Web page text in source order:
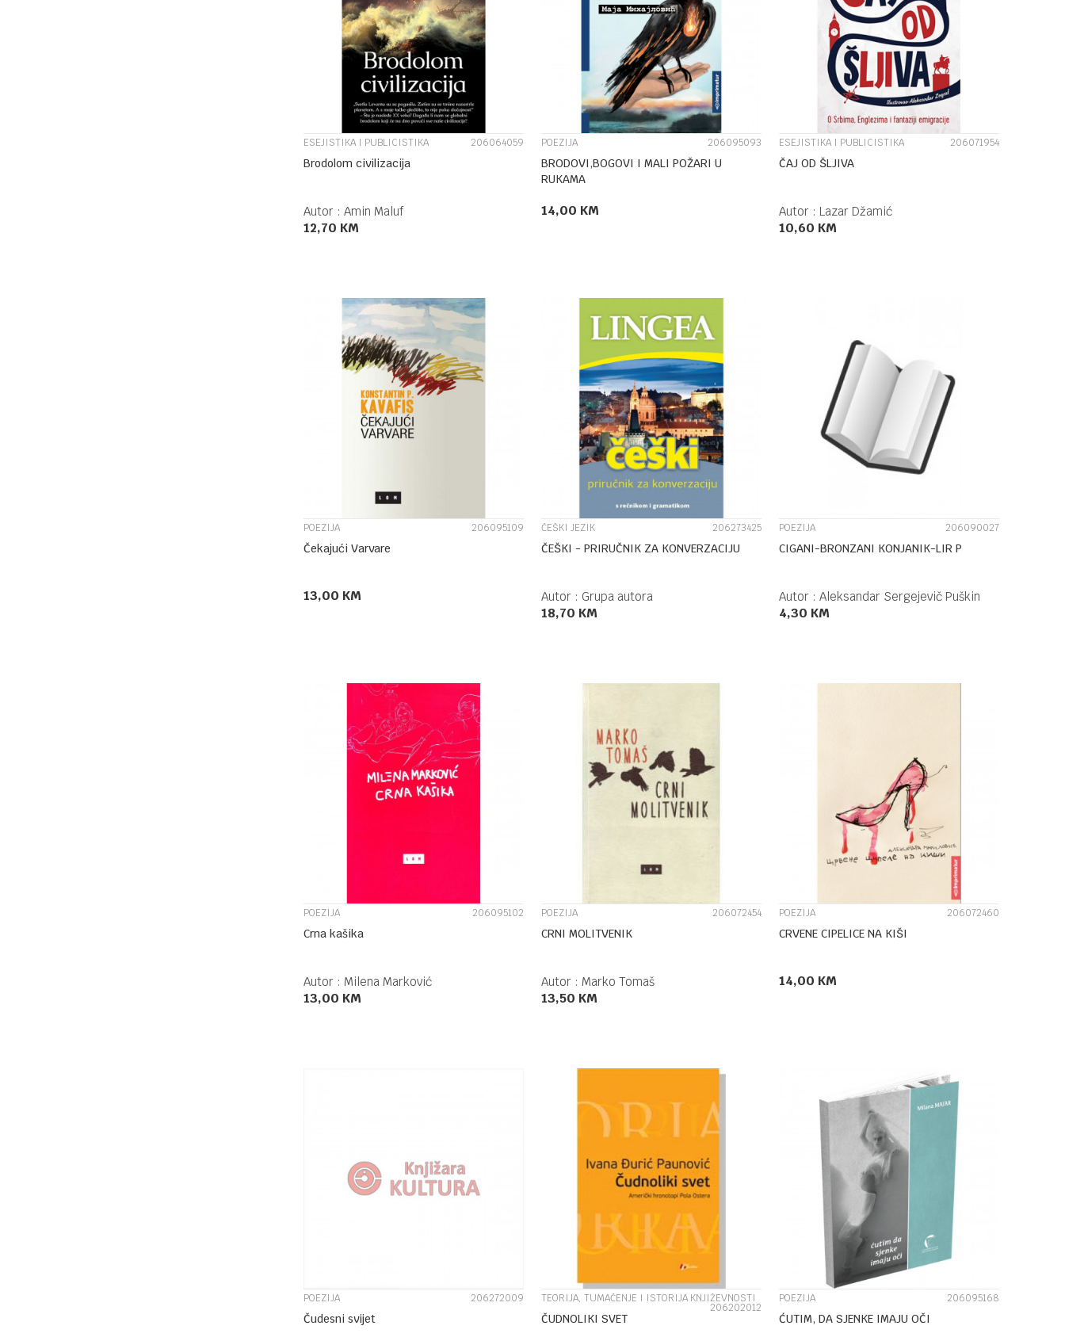
UPOREDI
ESEJISTIKA I PUBLICISTIKA 206064059
Brodolom civilizacija
Autor : Amin Maluf
12,70 KM
UPOREDI
POEZIJA 206095093
BRODOVI,BOGOVI I MALI POŽARI U
RUKAMA
14,00 KM
UPOREDI
ESEJISTIKA I PUBLICISTIKA 206071954
ČAJ OD ŠLJIVA
Autor : Lazar Džamić
10,60 KM
UPOREDI
POEZIJA 206095109
Čekajući Varvare
13,00 KM
UPOREDI
ČEŠKI JEZIK 206273425
ČEŠKI - PRIRUČNIK ZA KONVERZACIJU
Autor : Grupa autora
18,70 KM
UPOREDI
POEZIJA 206090027
CIGANI-BRONZANI KONJANIK-LIR P
Autor : Aleksandar Sergejevič Puškin
4,30 KM
UPOREDI
POEZIJA 206095102
Crna kašika
Autor : Milena Marković
13,00 KM
UPOREDI
POEZIJA 206072454
CRNI MOLITVENIK
Autor : Marko Tomaš
13,50 KM
UPOREDI
POEZIJA 206072460
CRVENE CIPELICE NA KIŠI
14,00 KM
UPOREDI
POEZIJA 206272009
Čudesni svijet
UPOREDI
TEORIJA, TUMAČENJE I ISTORIJA KNJIŽEVNOSTI
206202012
ČUDNOLIKI SVET
UPOREDI
POEZIJA 206095168
ĆUTIM, DA SJENKE IMAJU OČI